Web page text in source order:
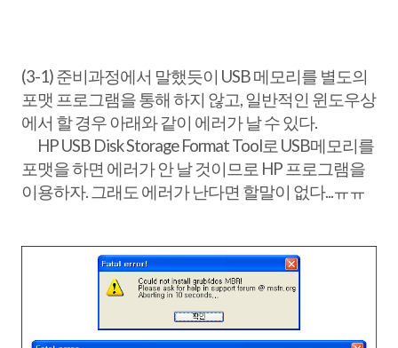
(3-1) 준비과정에서 말했듯이 USB 메모리를 별도의
포맷 프로그램을 통해 하지 않고, 일반적인 윈도우상
에서 할 경우 아래와 같이 에러가 날 수 있다.
HP USB Disk Storage Format Tool로 USB메모리를
포맷을 하면 에러가 안 날 것이므로 HP 프로그램을
이용하자. 그래도 에러가 난다면 할말이 없다...ㅠㅠ